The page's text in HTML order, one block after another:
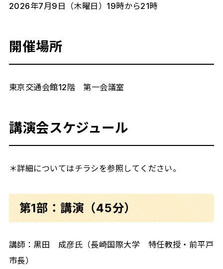
2026年7月9日（木曜日）19時から21時
開催場所
東京交通会館12階 第一会議室
講演会スケジュール
＊詳細についてはチラシを参照してください。
第1部：講演（45分）
講師：黒田 成彦氏（長崎国際大学 特任教授・前平戸
市長）